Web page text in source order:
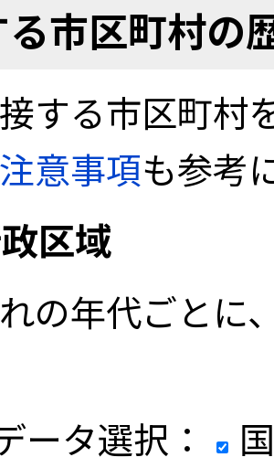
市区町村の
する市区町村
意事項も参考
区域
の年代ごとに
ータ選択：